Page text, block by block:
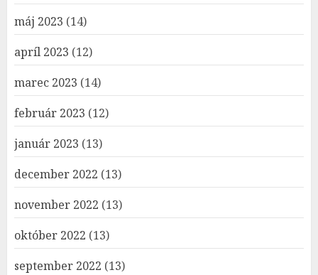
máj 2023 (14)
apríl 2023 (12)
marec 2023 (14)
február 2023 (12)
január 2023 (13)
december 2022 (13)
november 2022 (13)
október 2022 (13)
september 2022 (13)